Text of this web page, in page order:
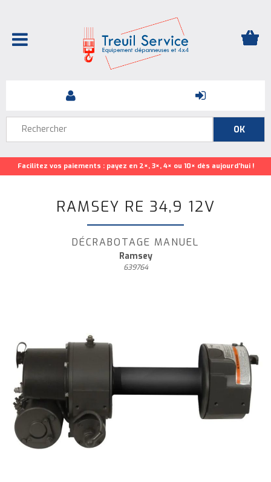
Facilitez vos paiements : payez en 2×, 3×, 4× ou 10× dès aujourd’hui !
RAMSEY RE 34,9 12V
DÉCRABOTAGE MANUEL
Ramsey
639764